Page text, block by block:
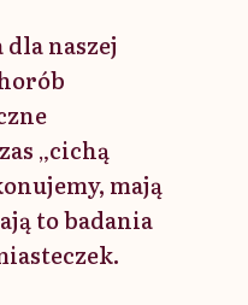
naszej
„cichą
mają
to badania